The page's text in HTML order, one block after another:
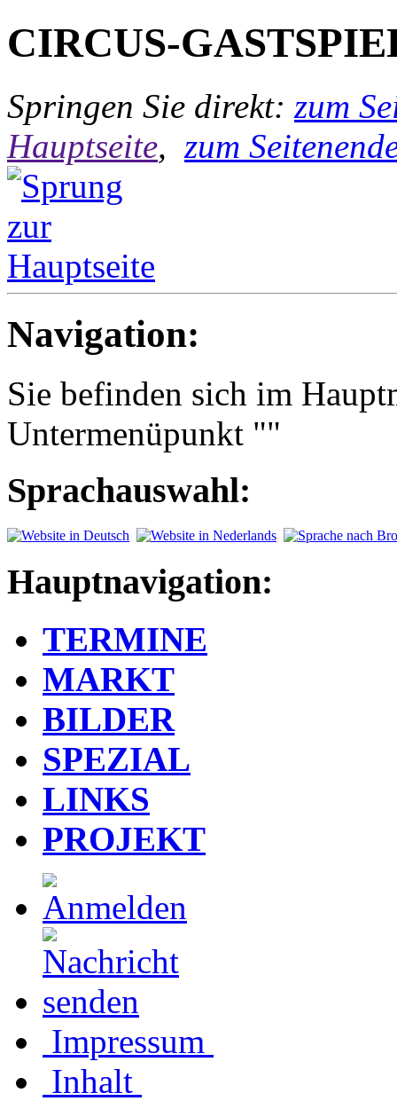
CIRCUS-
Springen Sie direkt: zum
Hauptseite, zum
Navigation:
Sie befinden sich im
Untermenüpunkt ""
Sprachauswahl:
Hauptnavigation:
TERMINE
MARKT
BILDER
SPEZIAL
LINKS
PROJEKT
Impressum
Inhalt